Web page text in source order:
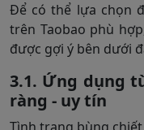
Để có thể lựa chọn
trên Taobao phù
được gợi ý bên dưới
3.1. Ứng dụng
ràng - uy tín